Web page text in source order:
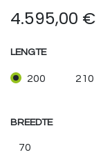
4.595,00 €
LENGTE
200 210
BREEDTE